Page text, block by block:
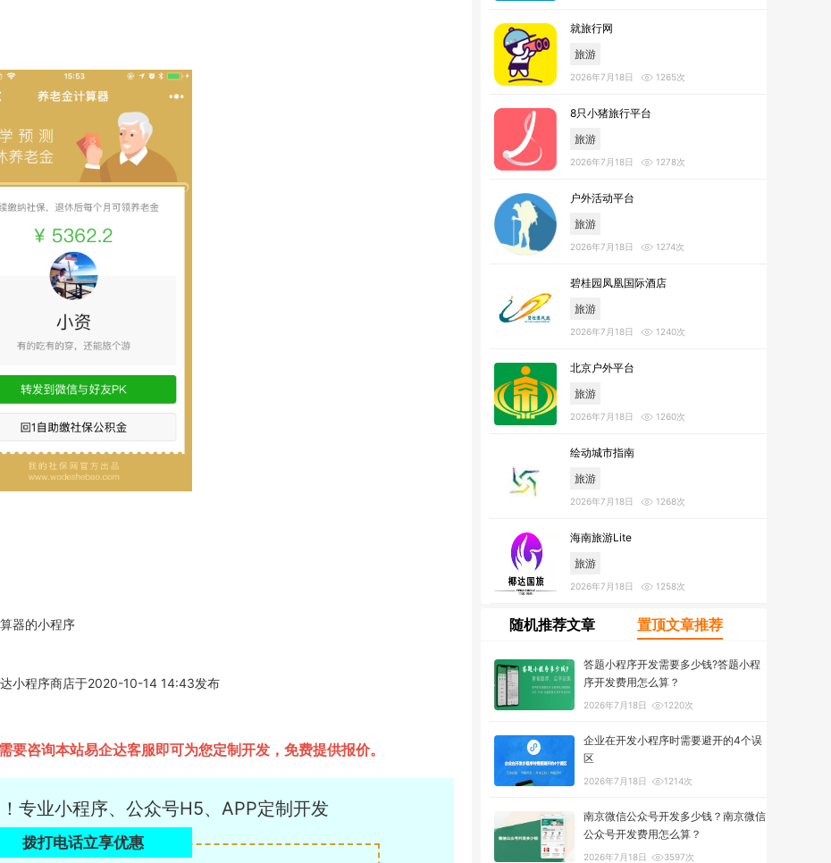
器的小程序
小程序商店于2020-10-14 14:43发布
咨询本站易企达客服即可为您定制开发，免费提供报价。
专业小程序、公众号H5、APP定制开发
拨打电话立享优惠
就旅行网
旅游
2026年7月18日 1265次
8只小猪旅行平台
旅游
2026年7月18日 1278次
户外活动平台
旅游
2026年7月18日 1274次
碧桂园凤凰国际酒店
旅游
2026年7月18日 1240次
北京户外平台
旅游
2026年7月18日 1260次
绘动城市指南
旅游
2026年7月18日 1268次
海南旅游Lite
旅游
2026年7月18日 1258次
随机推荐文章 置顶文章推荐
答题小程序开发需要多少钱?答题小程
序开发费用怎么算？
2026年7月18日 1220次
企业在开发小程序时需要避开的4个误
区
2026年7月18日 1214次
南京微信公众号开发多少钱？南京微信
公众号开发费用怎么算？
2026年7月18日 3597次